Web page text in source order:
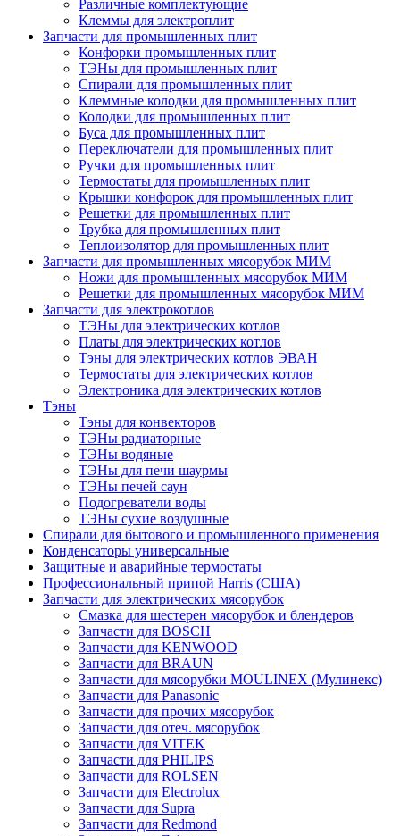
Различные комплектующие
Клеммы для электроплит
Запчасти для промышленных плит
Конфорки промышленных плит
ТЭНы для промышленных плит
Спирали для промышленных плит
Клеммные колодки для промышленных плит
Колодки для промышленных плит
Буса для промышленных плит
Переключатели для промышленных плит
Ручки для промышленных плит
Термостаты для промышленных плит
Крышки конфорок для промышленных плит
Решетки для промышленных плит
Трубка для промышленных плит
Теплоизолятор для промышленных плит
Запчасти для промышленных мясорубок МИМ
Ножи для промышленных мясорубок МИМ
Решетки для промышленных мясорубок МИМ
Запчасти для электрокотлов
ТЭНы для электрических котлов
Платы для электрических котлов
Тэны для электрических котлов ЭВАН
Термостаты для электрических котлов
Электроника для электрических котлов
Тэны
Тэны для конвекторов
ТЭНы радиаторные
ТЭНы водяные
ТЭНы для печи шаурмы
ТЭНы печей саун
Подогреватели воды
ТЭНы сухие воздушные
Спирали для бытового и промышленного применения
Конденсаторы универсальные
Защитные и аварийные термостаты
Профессиональный припой Harris (США)
Запчасти для электрических мясорубок
Смазка для шестерен мясорубок и блендеров
Запчасти для BOSCH
Запчасти для KENWOOD
Запчасти для BRAUN
Запчасти для мясорубки MOULINEX (Мулинекс)
Запчасти для Panasonic
Запчасти для прочих мясорубок
Запчасти для отеч. мясорубок
Запчасти для VITEK
Запчасти для PHILIPS
Запчасти для ROLSEN
Запчасти для Electrolux
Запчасти для Supra
Запчасти для Redmond